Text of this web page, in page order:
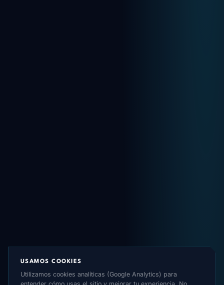
USAMOS COOKIES
Utilizamos cookies analíticas (Google Analytics) para